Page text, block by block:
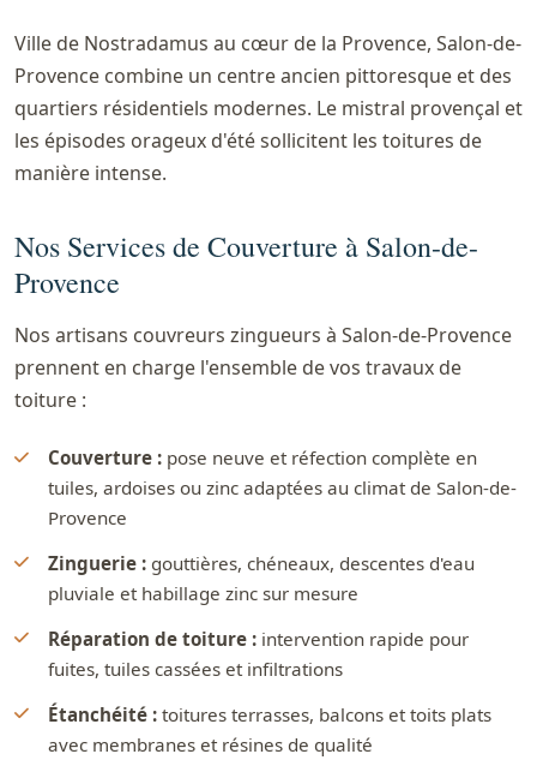
Ville de Nostradamus au cœur de la Provence, Salon-de-
Provence combine un centre ancien pittoresque et des
quartiers résidentiels modernes. Le mistral provençal et
les épisodes orageux d'été sollicitent les toitures de
manière intense.
Nos Services de Couverture à Salon-de-
Provence
Nos artisans couvreurs zingueurs à Salon-de-Provence
prennent en charge l'ensemble de vos travaux de
toiture :
Couverture : pose neuve et réfection complète en
tuiles, ardoises ou zinc adaptées au climat de Salon-de-
Provence
Zinguerie : gouttières, chéneaux, descentes d'eau
pluviale et habillage zinc sur mesure
Réparation de toiture : intervention rapide pour
fuites, tuiles cassées et infiltrations
Étanchéité : toitures terrasses, balcons et toits plats
avec membranes et résines de qualité